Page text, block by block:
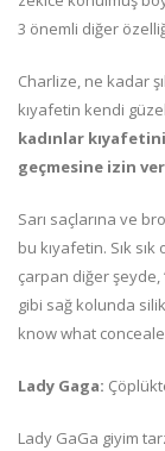
3 önemli diğer
Charlize, ne kadar
kıyafetin kendi
kadınlar
geçmesine izin
Sarı saçlarına ve
bu kıyafetin. Sık
çarpan diğer şeyde, ‘
gibi sağ kolunda
know what
Lady Gaga:
Lady GaGa giyim